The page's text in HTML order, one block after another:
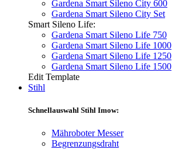
Gardena Smart Sileno City 600
Gardena Smart Sileno City Set
Smart Sileno Life:
Gardena Smart Sileno Life 750
Gardena Smart Sileno Life 1000
Gardena Smart Sileno Life 1250
Gardena Smart Sileno Life 1500
Edit Template
Stihl
Schnellauswahl Stihl Imow:
Mähroboter Messer
Begrenzungsdraht